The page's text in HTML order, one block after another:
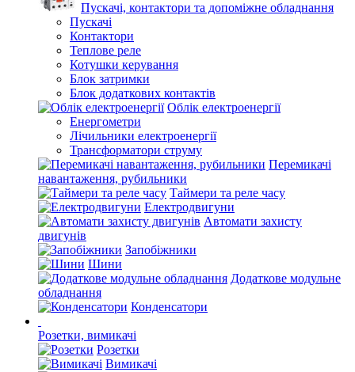
Пускачі, контактори та допоміжне обладнання
Пускачі
Контактори
Теплове реле
Котушки керування
Блок затримки
Блок додаткових контактів
Облік електроенергії
Енергометри
Лічильники електроенергії
Трансформатори струму
Перемикачі
навантаження, рубильники
Таймери та реле часу
Електродвигуни
Автомати захисту
двигунів
Запобіжники
Шини
Додаткове модульне
обладнання
Конденсатори
Розетки, вимикачі
Розетки
Вимикачі